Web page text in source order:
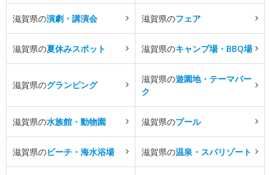
滋賀県の演劇・講演会 滋賀県のフェア
滋賀県の夏休みスポット 滋賀県のキャンプ場・BBQ場
滋賀県のグランピング
滋賀県の遊園地・テーマパー
ク
滋賀県の水族館・動物園 滋賀県のプール
滋賀県のビーチ・海水浴場 滋賀県の温泉・スパリゾート